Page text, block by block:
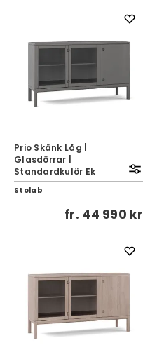
Prio Skänk Låg |
Glasdörrar |
Standardkulör Ek
Stolab
fr. 44 990 kr